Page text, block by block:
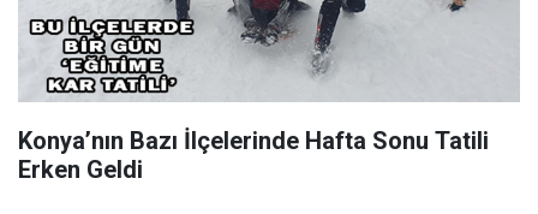
Konya’nın Bazı İlçelerinde Hafta Sonu Tatili
Erken Geldi